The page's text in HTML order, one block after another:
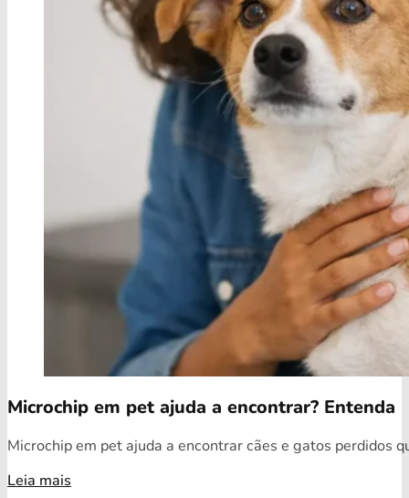
Microchip em pet ajuda a encontrar? Entenda
Microchip em pet ajuda a encontrar cães e gatos perdidos
Leia mais